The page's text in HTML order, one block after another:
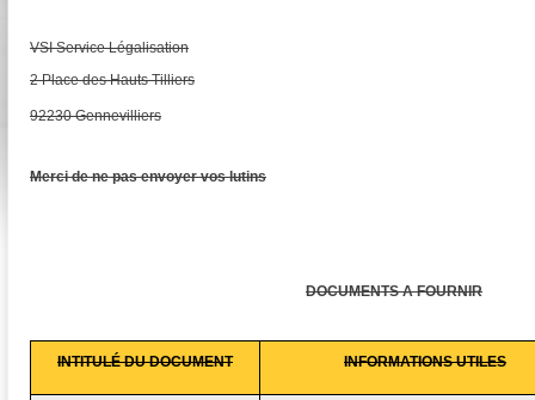
VSI Service Légalisation
2 Place des Hauts Tilliers
92230 Gennevilliers
Merci de ne pas envoyer vos lutins
DOCUMENTS A FOURNIR
INTITULÉ DU DOCUMENT INFORMATIONS UTILES